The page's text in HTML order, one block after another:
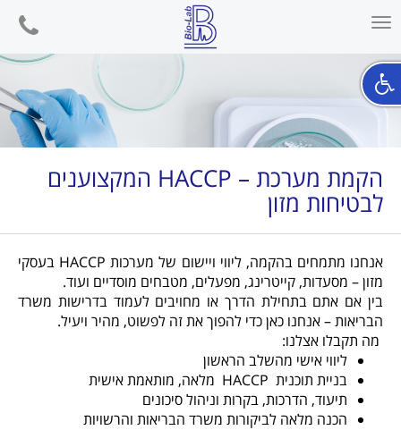
Toggle
phone
הקמת מערכת – HACCP המקצוענים
לבטיחות מזון
אנחנו מתמחים בהקמה, ליווי ויישום של מערכותHACCP בעסקי
מזון – מסעדות, קייטרינג, מפעלים, מטבחים מוסדיים ועוד.
בין אם אתם בתחילת הדרך או מחויבים לעמוד בדרישות משרד
הבריאות – אנחנו כאן כדי להפוך את זה לפשוט, מהיר ויעיל.
מה תקבלו אצלנו:
ליווי אישי מהשלב הראשון
בניית תוכנית HACCP מלאה, מותאמת אישית
תיעוד, הדרכות, בקרות וניהול סיכונים
הכנה מלאה לביקורות משרד הבריאות והרשויות